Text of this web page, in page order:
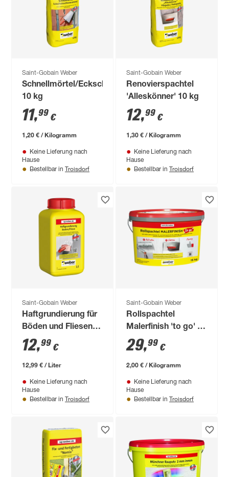
Saint-Gobain Weber
Schnellmörtel/Eckschutzschienenmörtel
10 kg
11,99 €
1,20 € / Kilogramm
Keine Lieferung nach
Hause
Bestellbar in Troisdorf
Saint-Gobain Weber
Renovierspachtel
'Alleskönner' 10 kg
12,99 €
1,30 € / Kilogramm
Keine Lieferung nach
Hause
Bestellbar in Troisdorf
Saint-Gobain Weber
Haftgrundierung für
Böden und Fliesen 1
l
12,99 €
12,99 € / Liter
Keine Lieferung nach
Hause
Bestellbar in Troisdorf
Saint-Gobain Weber
Rollspachtel
Malerfinish 'to go' 15
kg
29,99 €
2,00 € / Kilogramm
Keine Lieferung nach
Hause
Bestellbar in Troisdorf